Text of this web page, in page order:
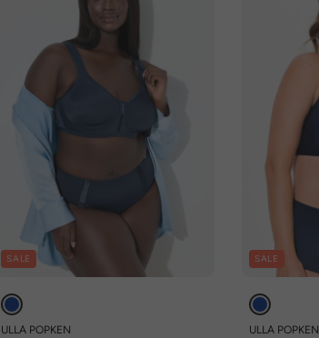
SALE
ULLA POPKEN
SALE
ULLA POPKEN